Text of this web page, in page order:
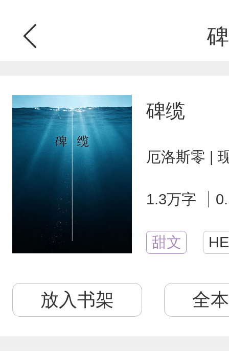
碑缆
厄洛斯零 |
1.3万字
甜文 HE
放入书架 全